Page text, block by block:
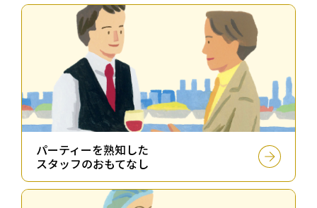
パーティーを熟知した
スタッフのおもてなし